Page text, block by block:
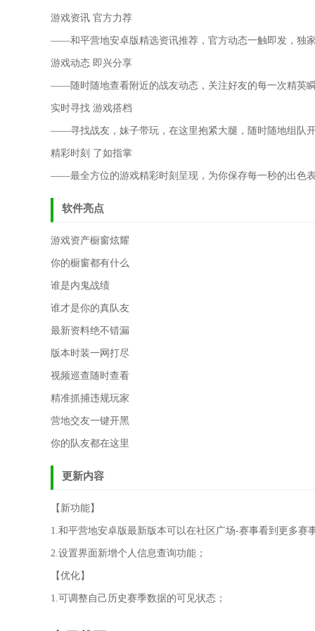
游戏资讯 官方力荐
――和平营地安卓版精选资讯推荐，官方动态一触即发，独
游戏动态 即兴分享
――随时随地查看附近的战友动态，关注好友的每一次精英
实时寻找 游戏搭档
――寻找战友，妹子带玩，在这里抱紧大腿，随时随地组队
精彩时刻 了如指掌
――最全方位的游戏精彩时刻呈现，为你保存每一秒的出色
软件亮点
游戏资产橱窗炫耀
你的橱窗都有什么
谁是内鬼战绩
谁才是你的真队友
最新资料绝不错漏
版本时装一网打尽
视频巡查随时查看
精准抓捕违规玩家
营地交友一键开黑
你的队友都在这里
更新内容
【新功能】
1.和平营地安卓版最新版本可以在社区广场-赛事看到更多赛
2.设置界面新增个人信息查询功能；
【优化】
1.可调整自己历史赛季数据的可见状态；